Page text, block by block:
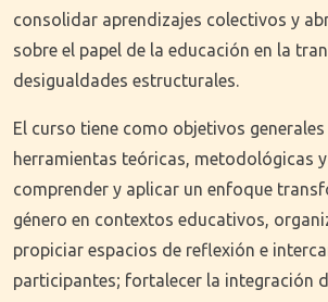
consolidar aprendizajes colectivos y
sobre el papel de la educación en la
desigualdades estructurales.
El curso tiene como objetivos
herramientas teóricas, metodológicas
comprender y aplicar un enfoque
género en contextos educativos,
propiciar espacios de reflexión e
participantes; fortalecer la integración